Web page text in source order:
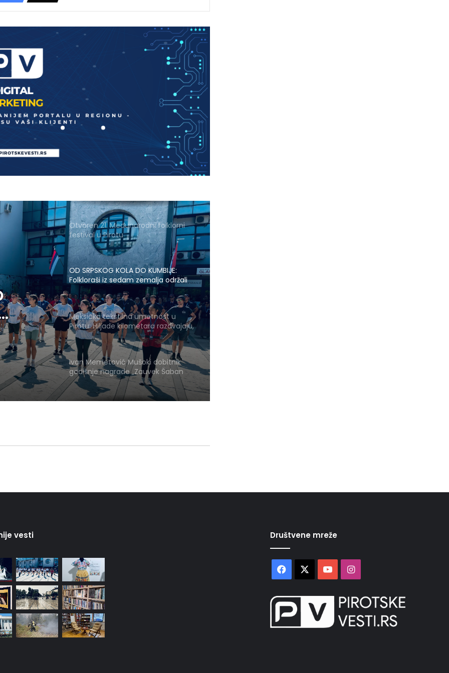
OD SRPSKOG KOLA DO KUMBIJE:
Folkloraši iz sedam zemalja održali
javni čas na Trgu ispred Doma
Meksička tekstilna umetnost u
Pirotu: Hiljade kilometara razdvajaju,
Ivan Memetović Mušoki dobitnik
godišnje nagrade „Zauvek Šaban
folklornog festivala
Otvoren 21. Međunarodni folklorni
festival u Pirotu
OD SRPSKOG KOLA DO KUMBIJE:
Folkloraši iz sedam zemalja održali
javni čas na Trgu ispred Doma
kulture
Meksička tekstilna umetnost u
Pirotu: Hiljade kilometara razdvajaju,
a niti i motivi spajaju
Ivan Memetović Mušoki dobitnik
godišnje nagrade „Zauvek Šaban
Bajramović“
a niti i motivi spajaju
Ivan Memetović Mušoki dobitnik
godišnje nagrade „Zauvek Šaban
Bajramović“
Zbog kiše otkazano večerašnje
vesti Društvene mreže
Facebook YouTubeInstagram